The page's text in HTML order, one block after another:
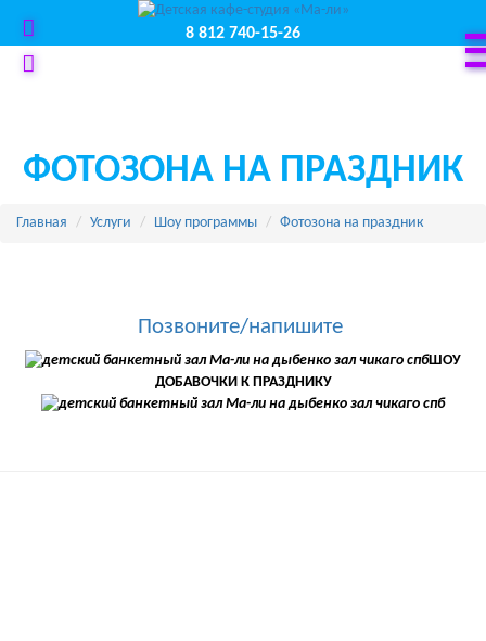
8 812 740-15-26
ФОТОЗОНА НА ПРАЗДНИК
Главная Услуги Шоу программы Фотозона на праздник
Позвоните/напишите
ШОУ
ДОБАВОЧКИ К ПРАЗДНИКУ